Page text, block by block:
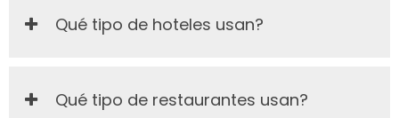
Qué tipo de hoteles usan?
Qué tipo de restaurantes usan?